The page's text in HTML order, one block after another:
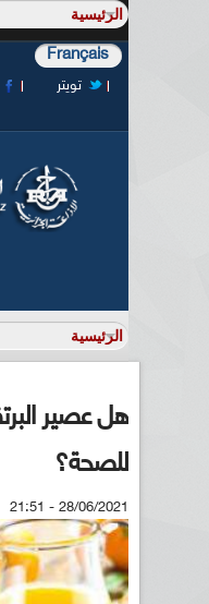
Français
تويتر
هل عصير
للصحة؟
28/06/2021 - 21:51